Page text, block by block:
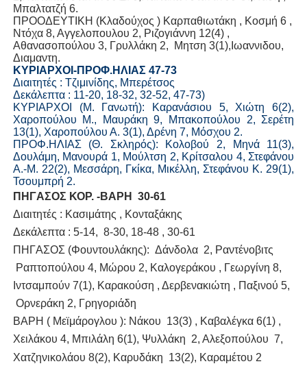
Μπαλτατζή 6.
ΠΡΟΟΔΕΥΤΙΚΗ (Κλαδούχος ) Καρπαθιωτάκη , Κοσμή 6 ,
Ντόχα 8, Αγγελοπουλου 2, Ριζογιάννη 12(4) ,
Αθανασοπούλου 3, Γρυλλάκη 2, Μητση 3(1),Ιωαννιδου,
Διαμαντη.
ΚΥΡΙΑΡΧΟΙ-ΠΡΟΦ.ΗΛΙΑΣ 47-73
Διαιτητές : Τζιμινίδης, Μπερέτσος
Δεκάλεπτα : 11-20, 18-32, 32-52, 47-73)
ΚΥΡΙΑΡΧΟΙ (Μ. Γανωτή): Καρανάσιου 5, Χιώτη 6(2),
Χαροπούλου Μ., Μαυράκη 9, Μπακοπούλου 2, Σερέτη
13(1), Χαροπούλου Α. 3(1), Δρένη 7, Μόσχου 2.
ΠΡΟΦ.ΗΛΙΑΣ (Θ. Σκληρός): Κολοβού 2, Μηνά 11(3),
Δουλάμη, Μανουρά 1, Μούλτση 2, Κρίτσαλου 4, Στεφάνου
Α.-Μ. 22(2), Μεσσάρη, Γκίκα, Μικέλλη, Στεφάνου Κ. 29(1),
Τσουμπρή 2.
ΠHΓAΣOΣ ΚΟΡ. -BAPH 30-61
Διαιτητές : Kασιμάτης , Κονταξάκης
Δεκάλεπτα : 5-14, 8-30, 18-48 , 30-61
ΠHΓAΣOΣ (Φουντουλάκης): Δάνδολα 2, Ραντένοβιτς
Ραπτοπούλου 4, Μώρου 2, Καλογεράκου , Γεωργίνη 8,
Ιντσαμπούν 7(1), Καρακούση , Δερβενακιώτη , Παξινού 5,
Oρνεράκη 2, Γρηγοριάδη
BAPH ( Mεϊμάρογλου ): Nάκου 13(3) , Καβαλέγκα 6(1) ,
Χειλάκου 4, Μπιλάλη 6(1), Ψυλλάκη 2, Αλεξοπούλου 7,
Χατζηνικολάου 8(2), Καρυδάκη 13(2), Καραμέτου 2